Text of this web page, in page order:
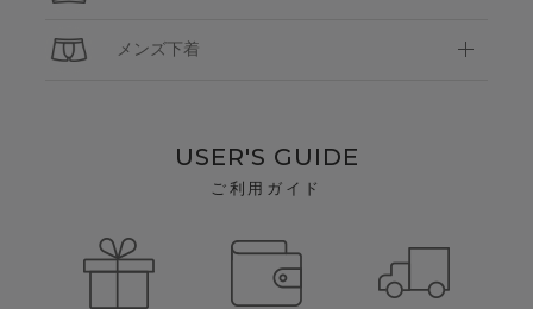
メンズ下着
USER'S GUIDE
ご利用ガイド